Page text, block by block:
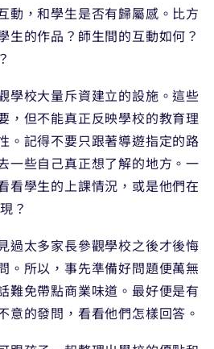
動，和學生是否有歸屬感。比方
生的作品？師生間的互動如何？
學校大量斥資建立的設施。這些
，但不能真正反映學校的教育理
。記得不要只跟著導遊指定的路
一些自己真正想了解的地方。一
看學生的上課情況，或是他們在
？
過太多家長參觀學校之後才後悔
。所以，事先準備好問題便萬無
難免帶點商業味道。最好便是有
意的發問，看看他們怎樣回答。